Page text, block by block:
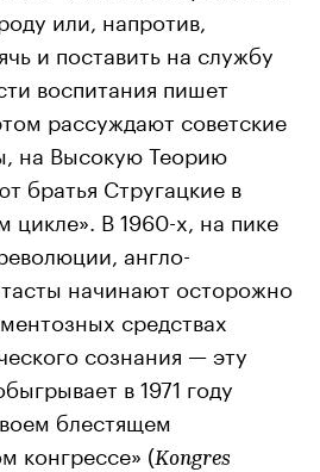
или, напротив,
и поставить на службу
воспитания пишет
рассуждают советские
на Высокую Теорию
братья Стругацкие в
цикле». В 1960-х, на пике
англо-
начинают осторожно
средствах
сознания — эту
в 1971 году
блестящем
конгрессе» (Kongres